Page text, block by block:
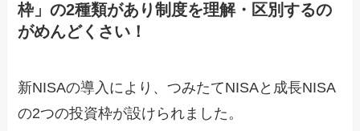
枠」の2種類があり制度を理解・区別するの
がめんどくさい！
新NISAの導入により、つみたてNISAと成長NISA
の2つの投資枠が設けられました。